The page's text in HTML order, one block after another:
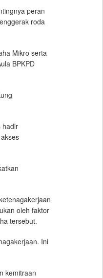
peran
roda
Mikro serta
BPKPD
hadir
oleh faktor
tersebut.
Ini
kemitraan